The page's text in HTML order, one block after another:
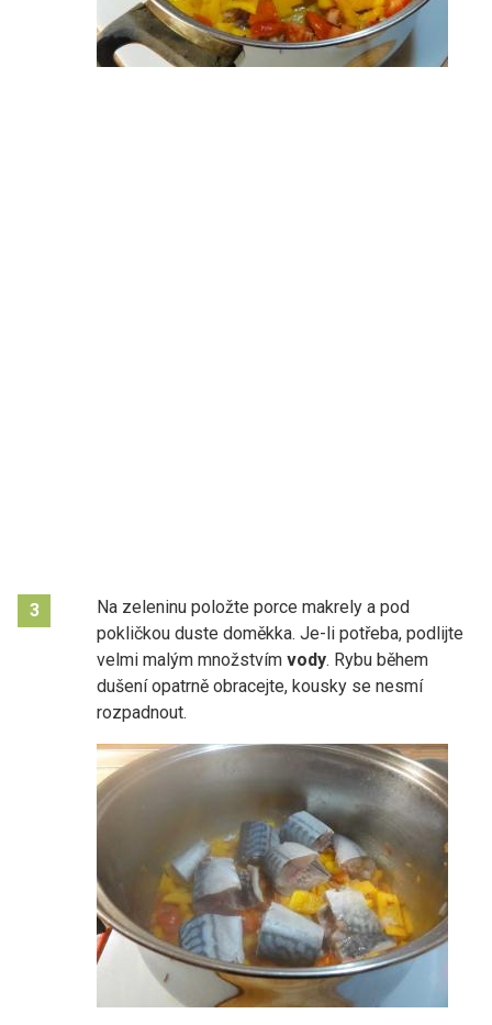
3
Na zeleninu položte porce makrely a pod
pokličkou duste doměkka. Je-li potřeba, podlijte
velmi malým množstvím vody. Rybu během
dušení opatrně obracejte, kousky se nesmí
rozpadnout.